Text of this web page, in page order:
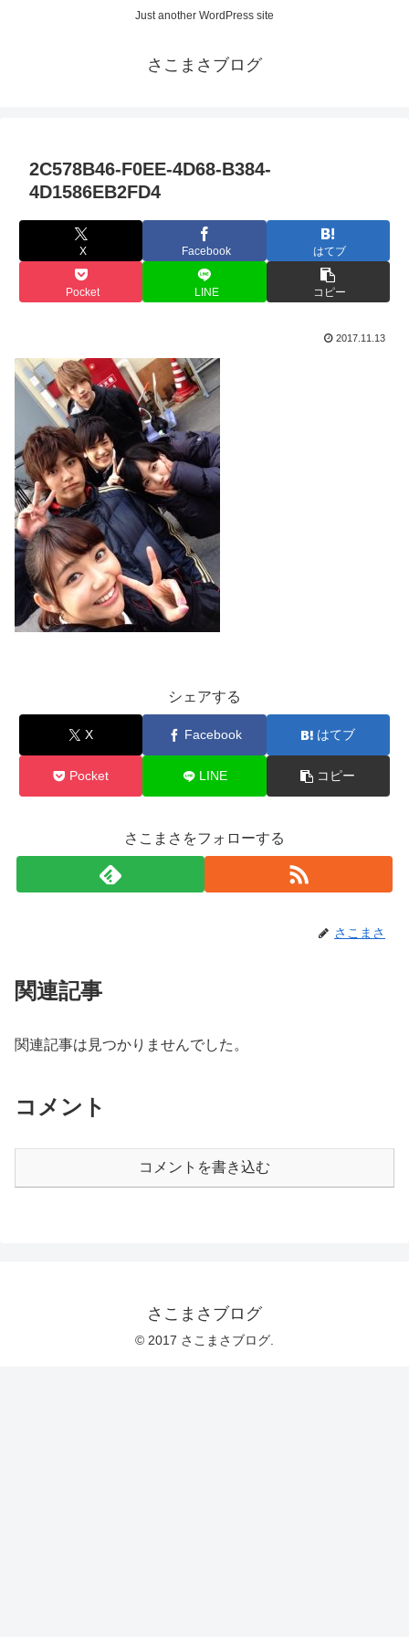
Just another WordPress site
さこまさブログ
2C578B46-F0EE-4D68-B384-
4D1586EB2FD4
X Facebook はてブ
Pocket LINE コピー
2017.11.13
シェアする
X Facebook はてブ
Pocket LINE コピー
さこまさをフォローする
さこまさ
関連記事
関連記事は見つかりませんでした。
コメント
コメントを書き込む
さこまさブログ
© 2017 さこまさブログ.